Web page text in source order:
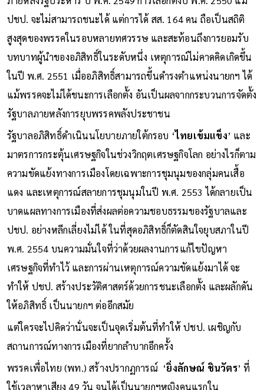
ภายหลังรัฐประหาร ปี พ.ศ. 2549 การเลือกตั้งปี พ.ศ. 2550 แม้
ปชป. จะไม่สามารถชนะได้ แต่การได้ สส. 164 คน ถือเป็นสถิติ
สูงสุดของพรรคในรอบหลายทศวรรษ และสะท้อนถึงการยอมรับ
บทบาทผู้นำของอภิสิทธิ์ในระดับหนึ่ง เหตุการณ์ไม่คาดคิดเกิดขึ้น
ในปี พ.ศ. 2551 เมื่ออภิสิทธิ์สามารถขึ้นดำรงตำแหน่งนายกฯ ได้
แม้พรรคจะไม่ได้ชนะการเลือกตั้ง อันเป็นผลจากกระบวนการจัดตั้ง
รัฐบาลภายหลังการยุบพรรคพลังประชาชน
รัฐบาลอภิสิทธิ์ดำเนินนโยบายภายใต้กรอบ ‘ไทยเข้มแข็ง’ และ
มาตรการกระตุ้นเศรษฐกิจในช่วงวิกฤตเศรษฐกิจโลก อย่างไรก็ตาม
ความขัดแย้งทางการเมืองโดยเฉพาะการชุมนุมของกลุ่มคนเสื้อ
แดง และเหตุการณ์สลายการชุมนุมในปี พ.ศ. 2553 ได้กลายเป็น
บาดแผลทางการเมืองที่ส่งผลต่อความชอบธรรมของรัฐบาลและ
ปชป. อย่างหลีกเลี่ยงไม่ได้ ในที่สุดอภิสิทธิ์ก็ตัดสินใจยุบสภาในปี
พ.ศ. 2554 บนความมั่นใจที่ว่าด้วยผลงานการแก้ไขปัญหา
เศรษฐกิจที่ทำไว้ และการผ่านเหตุการณ์ความขัดแย้งมาได้ จะ
ทำให้ ปชป. สร้างประวัติศาสตร์ด้วยการชนะเลือกตั้ง และผลักดัน
ให้อภิสิทธิ์ เป็นนายกฯ ต่ออีกสมัย
แต่ใครจะไปคิดว่านั่นจะเป็นจุดเริ่มต้นที่ทำให้ ปชป. เผชิญกับ
สถานการณ์ทางการเมืองที่ยากลำบากอีกครั้ง
พรรคเพื่อไทย (พท.) สร้างปรากฏการณ์ ‘ยิ่งลักษณ์ ชินวัตร